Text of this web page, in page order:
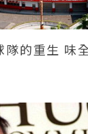
隊的重生 味